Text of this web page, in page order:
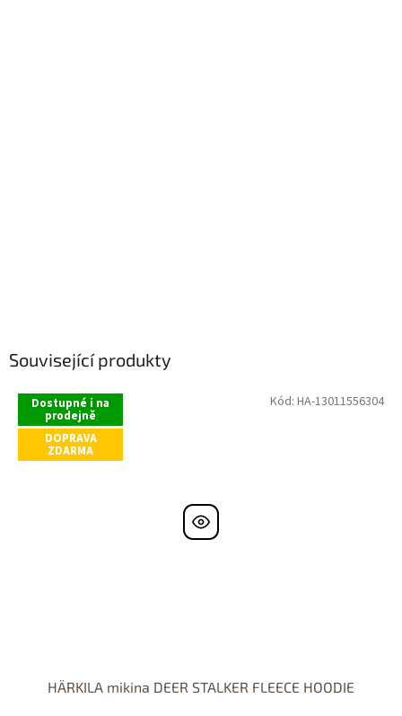
Související produkty
Dostupné i na
prodejně
DOPRAVA
ZDARMA
HÄRKILA mikina DEER STALKER FLEECE HOODIE
Kód: HA-13011556304